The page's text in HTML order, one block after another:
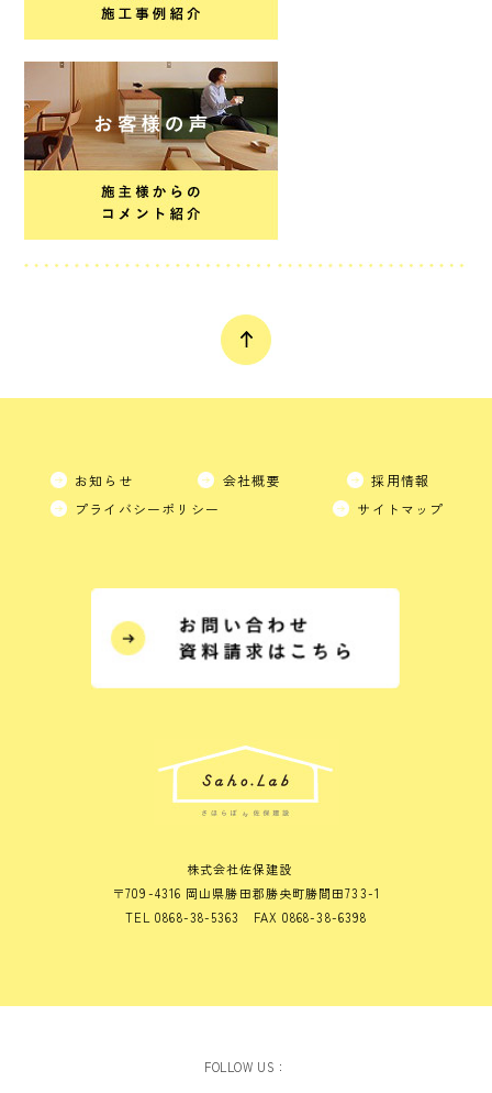
お知らせ 会社概要
採用情報
プライバシーポリシー
サイトマップ
株式会社佐保建設
〒709-4316 岡山県勝田郡勝央町勝間田733-1
TEL 0868-38-5363 FAX 0868-38-6398
FOLLOW US：